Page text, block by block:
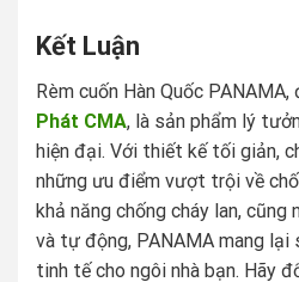
Kết Luận
Rèm cuốn Hàn Quốc
Phát CMA, là sản phẩm lý
hiện đại. Với thiết kế tối giản,
những ưu điểm vượt trội về
khả năng chống cháy lan,
và tự động, PANAMA mang lại
tinh tế cho ngôi nhà bạn. Hãy